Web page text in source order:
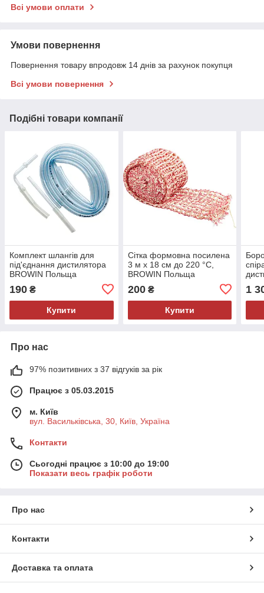
Всі умови оплати
Умови повернення
Повернення товару впродовж 14 днів за рахунок покупця
Всі умови повернення
Подібні товари компанії
Комплект шлангів для
під'єднання дистилятора
BROWIN Польща
190 ₴
Купити
Сітка формовна посилена
3 м x 18 см до 220 °C,
BROWIN Польща
200₴
Купити
1
Про нас
97% позитивних з 37 відгуків за рік
Працює з 05.03.2015
м. Київ
вул. Васильківська, 30, Київ, Україна
Контакти
Сьогодні працює з 10:00 до 19:00
Показати весь графік роботи
Про нас
Контакти
Доставка та оплата